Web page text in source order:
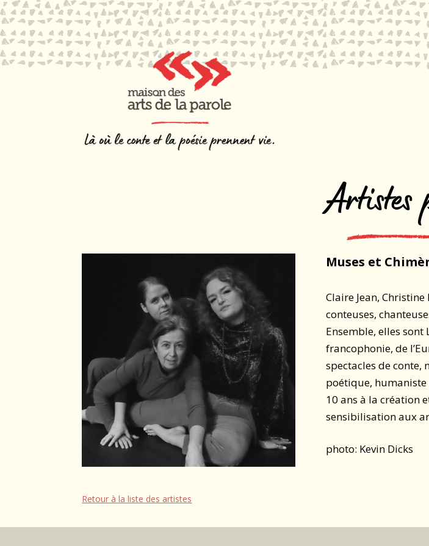
Artistes
Retour à la liste des artistes
Muses et
Claire Jean,
conteuses,
Ensemble, elles
francophonie, de
spectacles de
poétique, humaniste
10 ans à la création
sensibilisation aux
photo: Kevin Dicks